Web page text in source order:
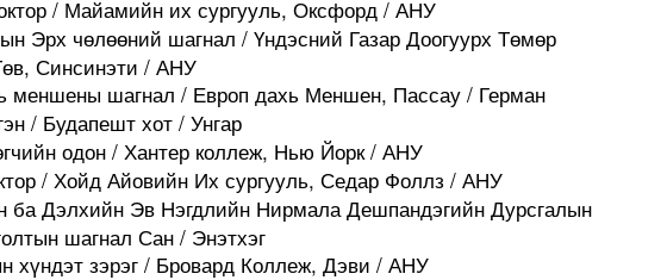
/ Майамийн их сургууль, Оксфорд / АНУ
Эрх чөлөөний шагнал / Үндэсний Газар Доогуурх Төмөр
Синсинэти / АНУ
меншены шагнал / Европ дахь Меншен, Пассау / Герман
/ Будапешт хот / Унгар
одон / Хантер коллеж, Нью Йорк / АНУ
/ Хойд Айовийн Их сургууль, Седар Фоллз / АНУ
ба Дэлхийн Эв Нэгдлийн Нирмала Дешпандэгийн Дурсгалын
шагнал Сан / Энэтхэг
хүндэт зэрэг / Бровард Коллеж, Дэви / АНУ